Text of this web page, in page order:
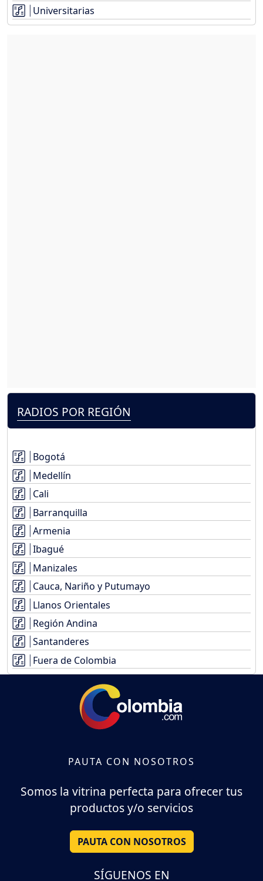
Universitarias
RADIOS POR REGIÓN
Bogotá
Medellín
Cali
Barranquilla
Armenia
Ibagué
Manizales
Cauca, Nariño y Putumayo
Llanos Orientales
Región Andina
Santanderes
Fuera de Colombia
PAUTA CON NOSOTROS
Somos la vitrina perfecta para ofrecer tus
productos y/o servicios
PAUTA CON NOSOTROS
SÍGUENOS EN